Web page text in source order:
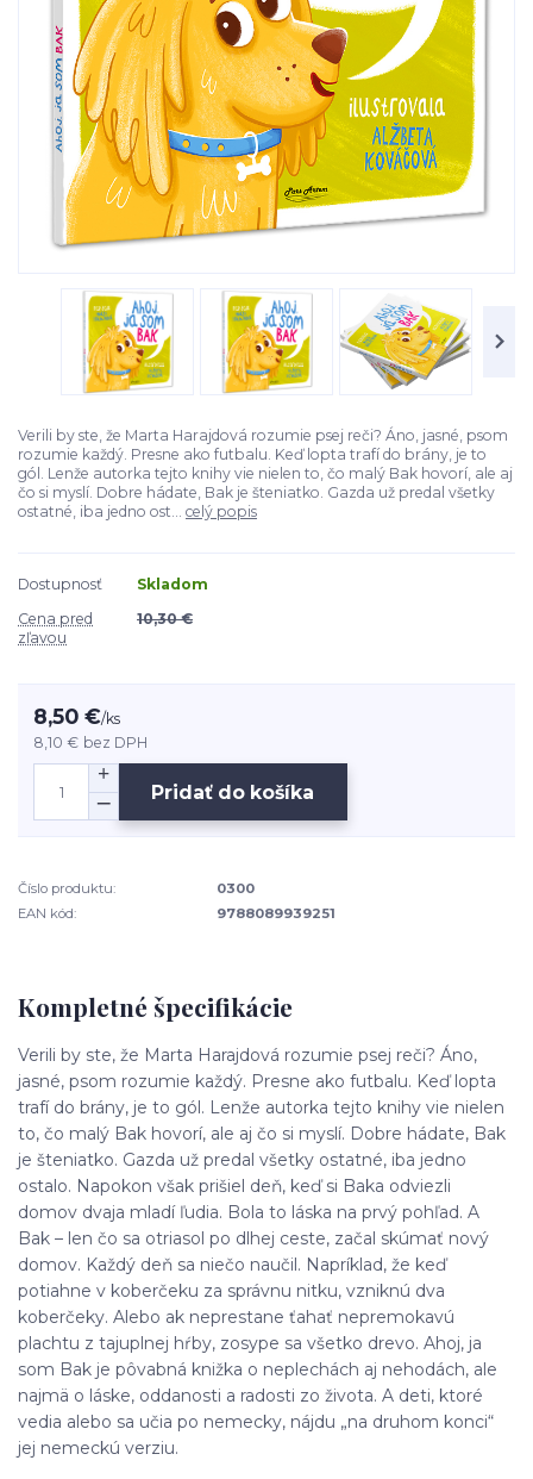
Verili by ste, že Marta Harajdová rozumie psej reči? Áno, jasné, psom
rozumie každý. Presne ako futbalu. Keď lopta trafí do brány, je to
gól. Lenže autorka tejto knihy vie nielen to, čo malý Bak hovorí, ale aj
čo si myslí. Dobre hádate, Bak je šteniatko. Gazda už predal všetky
ostatné, iba jedno ost... celý popis
Dostupnosť
Skladom
Cena pred
zľavou
10,30 €
8,50 €/ks
8,10 € bez DPH
Pridať do košíka
Číslo produktu:
0300
EAN kód:
9788089939251
Kompletné špecifikácie
Verili by ste, že Marta Harajdová rozumie psej reči? Áno,
jasné, psom rozumie každý. Presne ako futbalu. Keď lopta
trafí do brány, je to gól. Lenže autorka tejto knihy vie nielen
to, čo malý Bak hovorí, ale aj čo si myslí. Dobre hádate, Bak
je šteniatko. Gazda už predal všetky ostatné, iba jedno
ostalo. Napokon však prišiel deň, keď si Baka odviezli
domov dvaja mladí ľudia. Bola to láska na prvý pohľad. A
Bak – len čo sa otriasol po dlhej ceste, začal skúmať nový
domov. Každý deň sa niečo naučil. Napríklad, že keď
potiahne v koberčeku za správnu nitku, vzniknú dva
koberčeky. Alebo ak neprestane ťahať nepremokavú
plachtu z tajuplnej hŕby, zosype sa všetko drevo. Ahoj, ja
som Bak je pôvabná knižka o neplechách aj nehodách, ale
najmä o láske, oddanosti a radosti zo života. A deti, ktoré
vedia alebo sa učia po nemecky, nájdu „na druhom konci“
jej nemeckú verziu.